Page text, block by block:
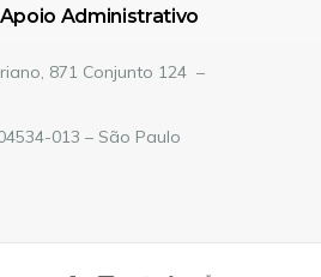
Administrativo
871 Conjunto 124 –
013 – São Paulo